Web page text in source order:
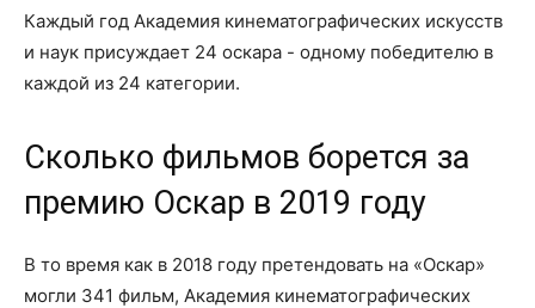
Каждый год Академия кинематографических искусств
и наук присуждает 24 оскара - одному победителю в
каждой из 24 категории.
Сколько фильмов борется за
премию Оскар в 2019 году
В то время как в 2018 году претендовать на «Оскар»
могли 341 фильм, Академия кинематографических